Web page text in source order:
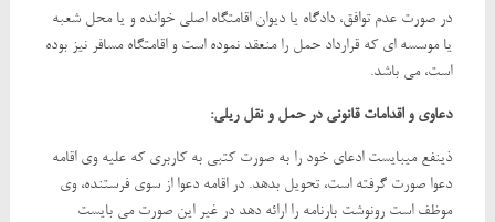
در صورت عدم توافق، دادگاه یا دیوان اقامتگاه اصلی خوانده و یا محل شعبه
یا موسسه ای که قرارداد حمل را منعقد نموده است و اقامتگاه مسافر نیز بوده
است، می باشد.
دعاوی و اقدامات قانونی در حمل و نقل ریلی:
ذینفع میبایست ادعای خود را به صورت کتبی به کاربری که علیه وی اقامه
دعوا صورت گرفته است، تحویل بدهد. در اقامه دعوا از سوی فرستنده، وی
موظف است رونوشت بارنامه را ارائه دهد در غیر این صورت می بایست